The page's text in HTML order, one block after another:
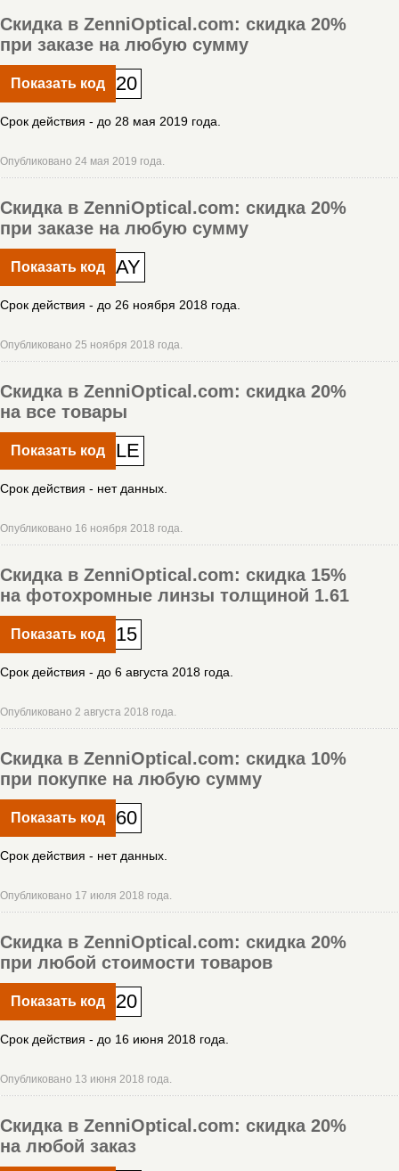
Скидка в ZenniOptical.com: скидка 20%
при заказе на любую сумму
Показать код 20
Срок действия - до 28 мая 2019 года.
Опубликовано 24 мая 2019 года.
Скидка в ZenniOptical.com: скидка 20%
при заказе на любую сумму
Показать код AY
Срок действия - до 26 ноября 2018 года.
Опубликовано 25 ноября 2018 года.
Скидка в ZenniOptical.com: скидка 20%
на все товары
Показать код LE
Срок действия - нет данных.
Опубликовано 16 ноября 2018 года.
Скидка в ZenniOptical.com: скидка 15%
на фотохромные линзы толщиной 1.61
Показать код 15
Срок действия - до 6 августа 2018 года.
Опубликовано 2 августа 2018 года.
Скидка в ZenniOptical.com: скидка 10%
при покупке на любую сумму
Показать код 60
Срок действия - нет данных.
Опубликовано 17 июля 2018 года.
Скидка в ZenniOptical.com: скидка 20%
при любой стоимости товаров
Показать код 20
Срок действия - до 16 июня 2018 года.
Опубликовано 13 июня 2018 года.
Скидка в ZenniOptical.com: скидка 20%
на любой заказ